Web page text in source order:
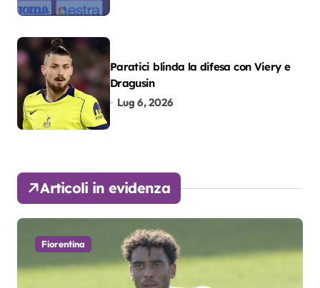
Paratici blinda la difesa con Viery e
Dragusin
Lug 6, 2026
Articoli in evidenza
Fiorentina